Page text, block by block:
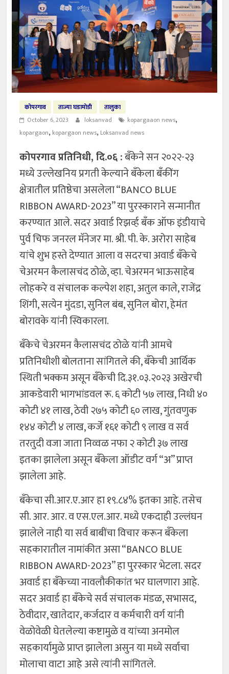
कोपरगाव ताज्या घडामोडी
तालुका
October 6, 2023
loksanvad kopargaaon news,
kopargaon, kopargaon news, Loksanvad news
कोपरगाव प्रतिनिधी, दि.०६ :बँकेने सन २०२२-२३
मध्ये उल्लेखनिय प्रगती केल्याने बँकेला बँकींग
क्षेत्रातील प्रतिष्ठेचा असलेला “BANCO BLUE
RIBBON AWARD-2023” या पुरस्काराने सन्मानीत
करण्यात आले. सदर अवार्ड रिझर्व्ह बँक ऑफ इंडीयाचे
पुर्व चिफ जनरल मॅनेजर मा. श्री. पी. के. अरोरा साहेब
यांचे शुभ हस्ते देण्यात आला व सदरचा अवार्ड बँकेचे
चेअरमन कैलासचंद ठोळे, व्हा. चेअरमन भाऊसाहेब
लोहकरे व संचालक कल्पेश शहा, अतुल काले, राजेंद्र
शिंगी, सत्येन मुंदडा, सुनिल बंब, सुनिल बोरा, हेमंत
बोरावके यांनी स्विकारला.
बँकेचे चेअरमन कैलासचंद ठोळे यांनी आमचे
प्रतिनिधीशी बोलताना सांगितले की, बँकेची आर्थिक
स्थिती भक्कम असून बँकेची दि.३१.०३.२०२३ अखेरची
आकडेवारी भागभांडवल रू. ६ कोटी ५७ लाख, निधी ४०
कोटी ४१ लाख, ठेवी २७५ कोटी ६० लाख, गुंतवणुक
१४४ कोटी ४ लाख, कर्जे १६१ कोटी ९ लाख व सर्व
तरतुदी वजा जाता निव्वळ नफा २ कोटी ३७ लाख
इतका झालेला असून बँकेला ऑडीट वर्ग “अ” प्राप्त
झालेला आहे.
बँकेचा सी.आर.ए.आर हा १९.८४% इतका आहे. तसेच
सी. आर. आर. व एस.एल.आर. मध्ये एकदाही उल्लंघन
झालेले नाही या सर्व बाबींचा विचार करून बँकेला
सहकारातील नामांकीत असा “BANCO BLUE
RIBBON AWARD-2023” हा पुरस्कार भेटला. सदर
अवार्ड हा बँकेच्या नावलौकीकांत भर घालणारा आहे.
सदर अवार्ड हा बँकेचे सर्व संचालक मंडळ, सभासद,
ठेवीदार, खातेदार, कर्जदार व कर्मचारी वर्ग यांनी
वेळोवेळी घेतलेल्या कष्टामुळे व यांच्या अनमोल
सहकार्यामुळे प्राप्त झालेला असुन या मध्ये सर्वाचा
मोलाचा वाटा आहे असे त्यांनी सांगितले.